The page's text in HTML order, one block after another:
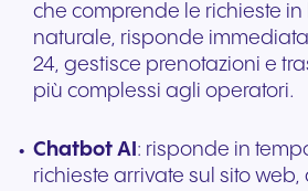
che comprende le richieste
naturale, risponde
24, gestisce prenotazioni e
più complessi agli operatori.
Chatbot AI : risponde in
richieste arrivate sul sito